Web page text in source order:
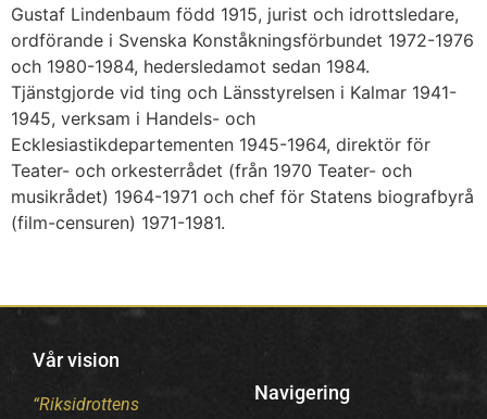
Gustaf Lindenbaum född 1915, jurist och idrottsledare,
ordförande i Svenska Konståkningsförbundet 1972-1976
och 1980-1984, hedersledamot sedan 1984.
Tjänstgjorde vid ting och Länsstyrelsen i Kalmar 1941-
1945, verksam i Handels- och
Ecklesiastikdepartementen 1945-1964, direktör för
Teater- och orkesterrådet (från 1970 Teater- och
musikrådet) 1964-1971 och chef för Statens biografbyrå
(film-censuren) 1971-1981.
Vår vision
“Riksidrottens
Navigering